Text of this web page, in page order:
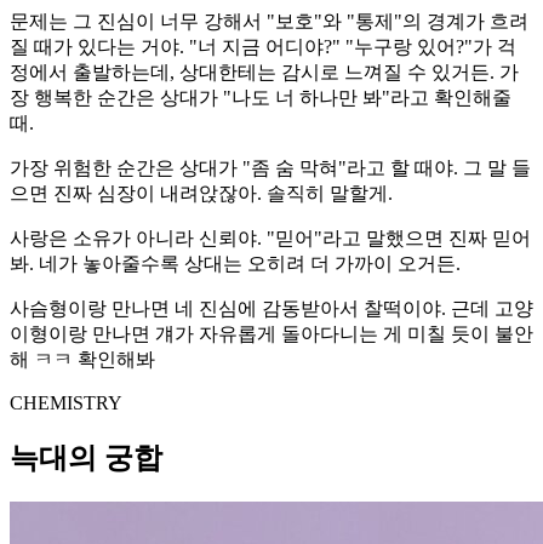
문제는 그 진심이 너무 강해서 "보호"와 "통제"의 경계가 흐려
질 때가 있다는 거야. "너 지금 어디야?" "누구랑 있어?"가 걱
정에서 출발하는데, 상대한테는 감시로 느껴질 수 있거든. 가
장 행복한 순간은 상대가 "나도 너 하나만 봐"라고 확인해줄
때.
가장 위험한 순간은 상대가 "좀 숨 막혀"라고 할 때야. 그 말 들
으면 진짜 심장이 내려앉잖아. 솔직히 말할게.
사랑은 소유가 아니라 신뢰야. "믿어"라고 말했으면 진짜 믿어
봐. 네가 놓아줄수록 상대는 오히려 더 가까이 오거든.
사슴형이랑 만나면 네 진심에 감동받아서 찰떡이야. 근데 고양
이형이랑 만나면 걔가 자유롭게 돌아다니는 게 미칠 듯이 불안
해 ㅋㅋ 확인해봐
CHEMISTRY
늑대의 궁합